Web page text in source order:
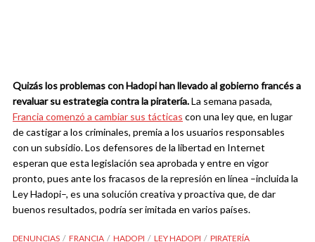
Quizás los problemas con Hadopi han llevado al gobierno francés a
revaluar su estrategia contra la piratería.La semana pasada,
Francia comenzó a cambiar sus tácticas con una ley que, en lugar
de castigar a los criminales, premia a los usuarios responsables
con un subsidio. Los defensores de la libertad en Internet
esperan que esta legislación sea aprobada y entre en vigor
pronto, pues ante los fracasos de la represión en línea –incluida la
Ley Hadopi–, es una solución creativa y proactiva que, de dar
buenos resultados, podría ser imitada en varios países.
DENUNCIAS FRANCIA HADOPI LEY HADOPI PIRATERÍA